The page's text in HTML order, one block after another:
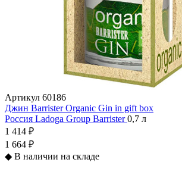
Артикул 60186
Джин Barrister Organic Gin in gift box
Россия Ladoga Group Barrister0,7 л
1 414 ₽
1 664 ₽
◆ В наличии на складе